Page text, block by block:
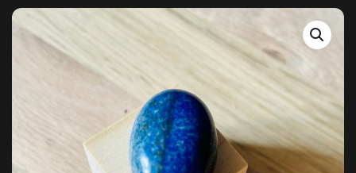
Bougies
naturelles